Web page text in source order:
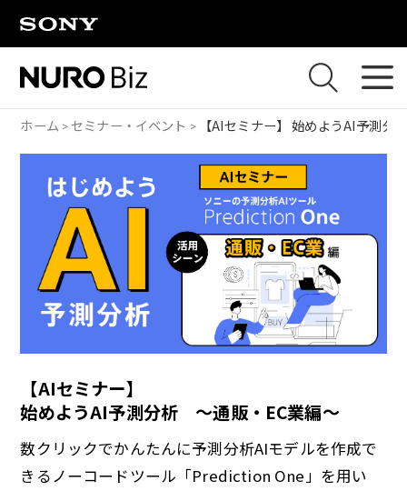
ホーム セミナー・イベント 【AIセミナー】始めようAI予測分
【AIセミナー】
始めようAI予測分析 ～通販・EC業編～
数クリックでかんたんに予測分析AIモデルを作成で
きるノーコードツール「Prediction One」を用い